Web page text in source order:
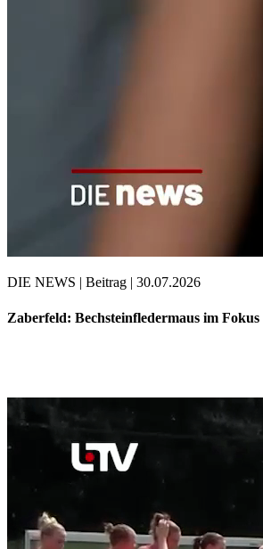
DIE NEWS | Beitrag | 30.07.2026
Zaberfeld: Bechsteinfledermaus im Fokus